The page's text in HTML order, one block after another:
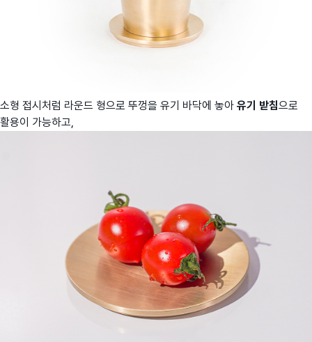
소형 접시처럼 라운드 형으로 뚜껑을 유기 바닥에 놓아 유기 받침으로
활용이 가능하고,